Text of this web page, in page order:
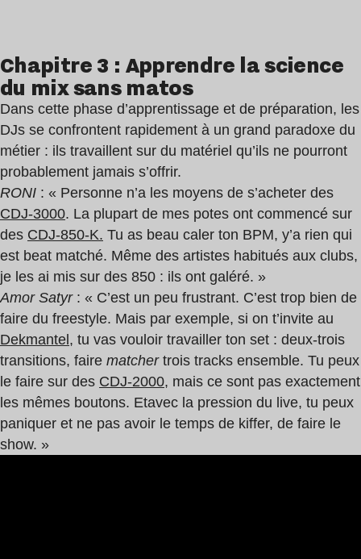
Chapitre 3 : Apprendre la science
du mix sans matos
Dans cette phase d’apprentissage et de préparation, les
DJs se confrontent rapidement à un grand paradoxe du
métier : ils travaillent sur du matériel qu’ils ne pourront
probablement jamais s’offrir.
RONI : « Personne n’a les moyens de s’acheter des
CDJ-3000. La plupart de mes potes ont commencé sur
des CDJ-850-K. Tu as beau caler ton BPM, y’a rien qui
est beat matché. Même des artistes habitués aux clubs,
je les ai mis sur des 850 : ils ont galéré. »
Amor Satyr: « C’est un peu frustrant. C’est trop bien de
faire du freestyle. Mais par exemple, si on t’invite au
Dekmantel, tu vas vouloir travailler ton set : deux-trois
transitions, faire matchertrois tracks ensemble. Tu peux
le faire sur des CDJ-2000, mais ce sont pas exactement
les mêmes boutons. Etavec la pression du live, tu peux
paniquer et ne pas avoir le temps de kiffer, de faire le
show. »